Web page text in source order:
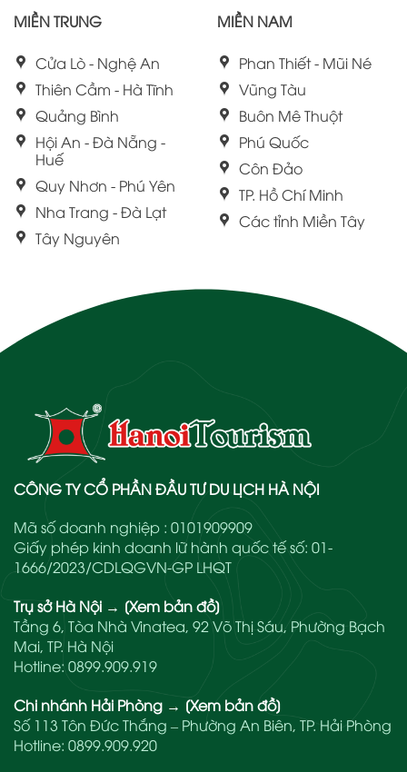
MIỀN TRUNG
Cửa Lò - Nghệ An
Thiên Cầm - Hà Tĩnh
Quảng Bình
Hội An - Đà Nẵng -
Huế
Quy Nhơn - Phú Yên
Nha Trang - Đà Lạt
Tây Nguyên
MIỀN NAM
Phan Thiết - Mũi Né
Vũng Tàu
Buôn Mê Thuột
Phú Quốc
Côn Đảo
TP. Hồ Chí Minh
Các tỉnh Miền Tây
CÔNG TY CỔ PHẦN ĐẦU TƯ DU LỊCH HÀ NỘI
Mã số doanh nghiệp : 0101909909
Giấy phép kinh doanh lữ hành quốc tế số: 01-
1666/2023/CDLQGVN-GP LHQT
Trụ sở Hà Nội → [Xem bản đồ]
Tầng 6, Tòa Nhà Vinatea, 92 Võ Thị Sáu, Phường Bạch
Mai, TP. Hà Nội
Hotline: 0899.909.919
Chi nhánh Hải Phòng → [Xem bản đồ]
Số 113 Tôn Đức Thắng – Phường An Biên, TP. Hải Phòng
Hotline: 0899.909.920